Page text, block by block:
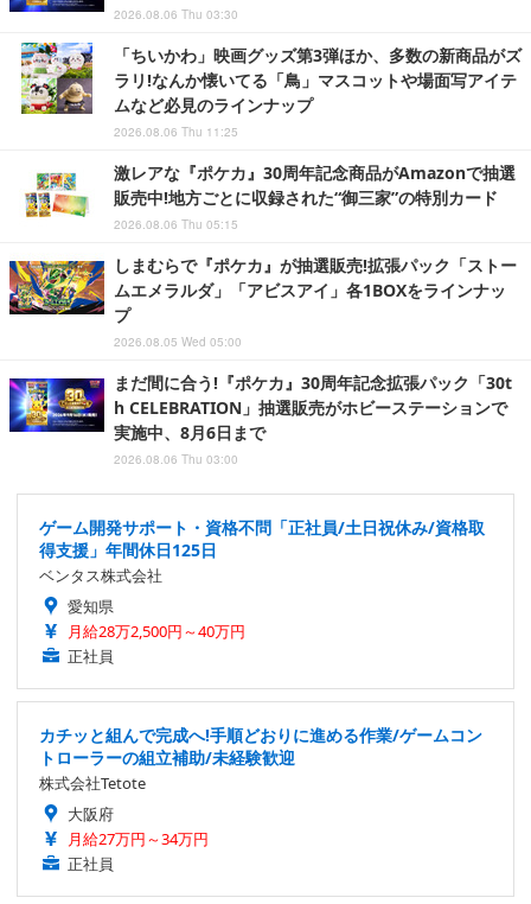
2026.08.06 Thu 03:30
「ちいかわ」映画グッズ第3弾ほか、多数の新商品がズ
ラリ!なんか懐いてる「鳥」マスコットや場面写アイテ
ムなど必見のラインナップ
2026.08.06 Thu 11:25
激レアな『ポケカ』30周年記念商品がAmazonで抽選
販売中!地方ごとに収録された“御三家”の特別カード
2026.08.06 Thu 05:15
しまむらで『ポケカ』が抽選販売!拡張パック「ストー
ムエメラルダ」「アビスアイ」各1BOXをラインナッ
プ
2026.08.05 Wed 05:00
まだ間に合う!『ポケカ』30周年記念拡張パック「30t
h CELEBRATION」抽選販売がホビーステーションで
実施中、8月6日まで
2026.08.06 Thu 03:00
ゲーム開発サポート・資格不問「正社員/土日祝休み/資格取
得支援」年間休日125日
ベンタス株式会社
愛知県
月給28万2,500円～40万円
正社員
カチッと組んで完成へ!手順どおりに進める作業/ゲームコン
トローラーの組立補助/未経験歓迎
株式会社Tetote
大阪府
月給27万円～34万円
正社員